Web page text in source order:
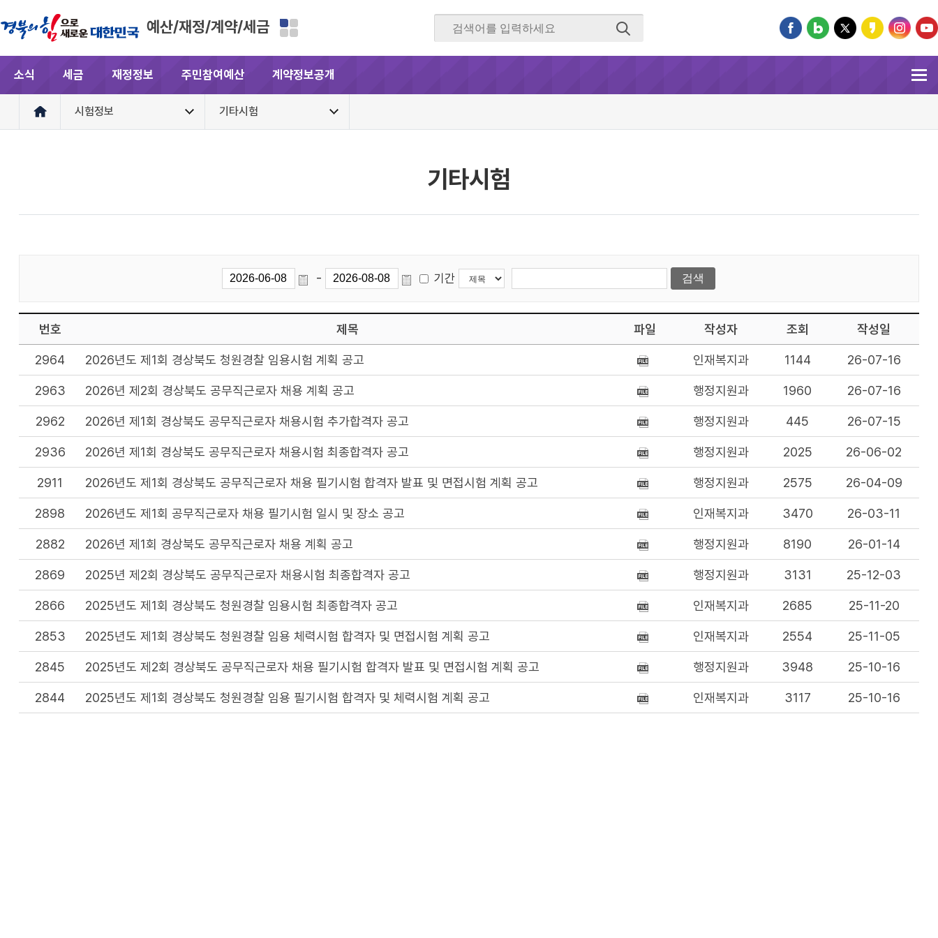
예산/재정/계약/세금
소식 세금 재정정보 주민참여예산 계약정보공개
시험정보 기타시험
기타시험
- 기간
번호 제목 파일 작성자 조회 작성일
2964 2026년도 제1회 경상북도 청원경찰 임용시험 계획 공고 인재복지과 1144 26-07-16
2963 2026년 제2회 경상북도 공무직근로자 채용 계획 공고 행정지원과 1960 26-07-16
2962 2026년 제1회 경상북도 공무직근로자 채용시험 추가합격자 공고 행정지원과 445 26-07-15
2936 2026년 제1회 경상북도 공무직근로자 채용시험 최종합격자 공고 행정지원과 2025 26-06-02
2911 2026년도 제1회 경상북도 공무직근로자 채용 필기시험 합격자 발표 및 면접시험 계획 공고 행정지원과 2575 26-04-09
2898 2026년도 제1회 공무직근로자 채용 필기시험 일시 및 장소 공고 인재복지과 3470 26-03-11
2882 2026년 제1회 경상북도 공무직근로자 채용 계획 공고 행정지원과 8190 26-01-14
2869 2025년 제2회 경상북도 공무직근로자 채용시험 최종합격자 공고 행정지원과 3131 25-12-03
2866 2025년도 제1회 경상북도 청원경찰 임용시험 최종합격자 공고 인재복지과 2685 25-11-20
2853 2025년도 제1회 경상북도 청원경찰 임용 체력시험 합격자 및 면접시험 계획 공고 인재복지과 2554 25-11-05
2845 2025년도 제2회 경상북도 공무직근로자 채용 필기시험 합격자 발표 및 면접시험 계획 공고 행정지원과 3948 25-10-16
2844 2025년도 제1회 경상북도 청원경찰 임용 필기시험 합격자 및 체력시험 계획 공고 인재복지과 3117 25-10-16